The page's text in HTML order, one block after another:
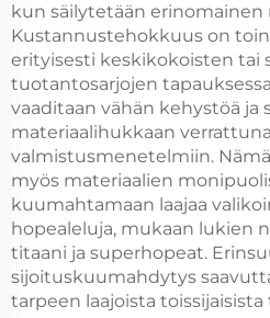
kun säilytetään erinomainen
Kustannustehokkuus on
erityisesti keskikokoisten tai
tuotantosarjojen
vaaditaan vähän kehystöä ja
materiaalihukkaan
valmistusmenetelmiin.
myös materiaalien
kuumahtamaan laajaa
hopealeluja, mukaan lukien
titaani ja superhopeat.
sijoituskuumahdytys
tarpeen laajoista